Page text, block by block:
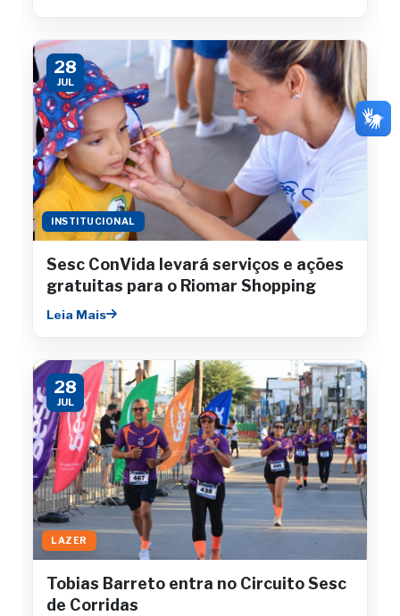
28
JUL
INSTITUCIONAL
Sesc ConVida levará serviços e ações
gratuitas para o Riomar Shopping
Leia Mais
28
JUL
LAZER
Tobias Barreto entra no Circuito Sesc
de Corridas